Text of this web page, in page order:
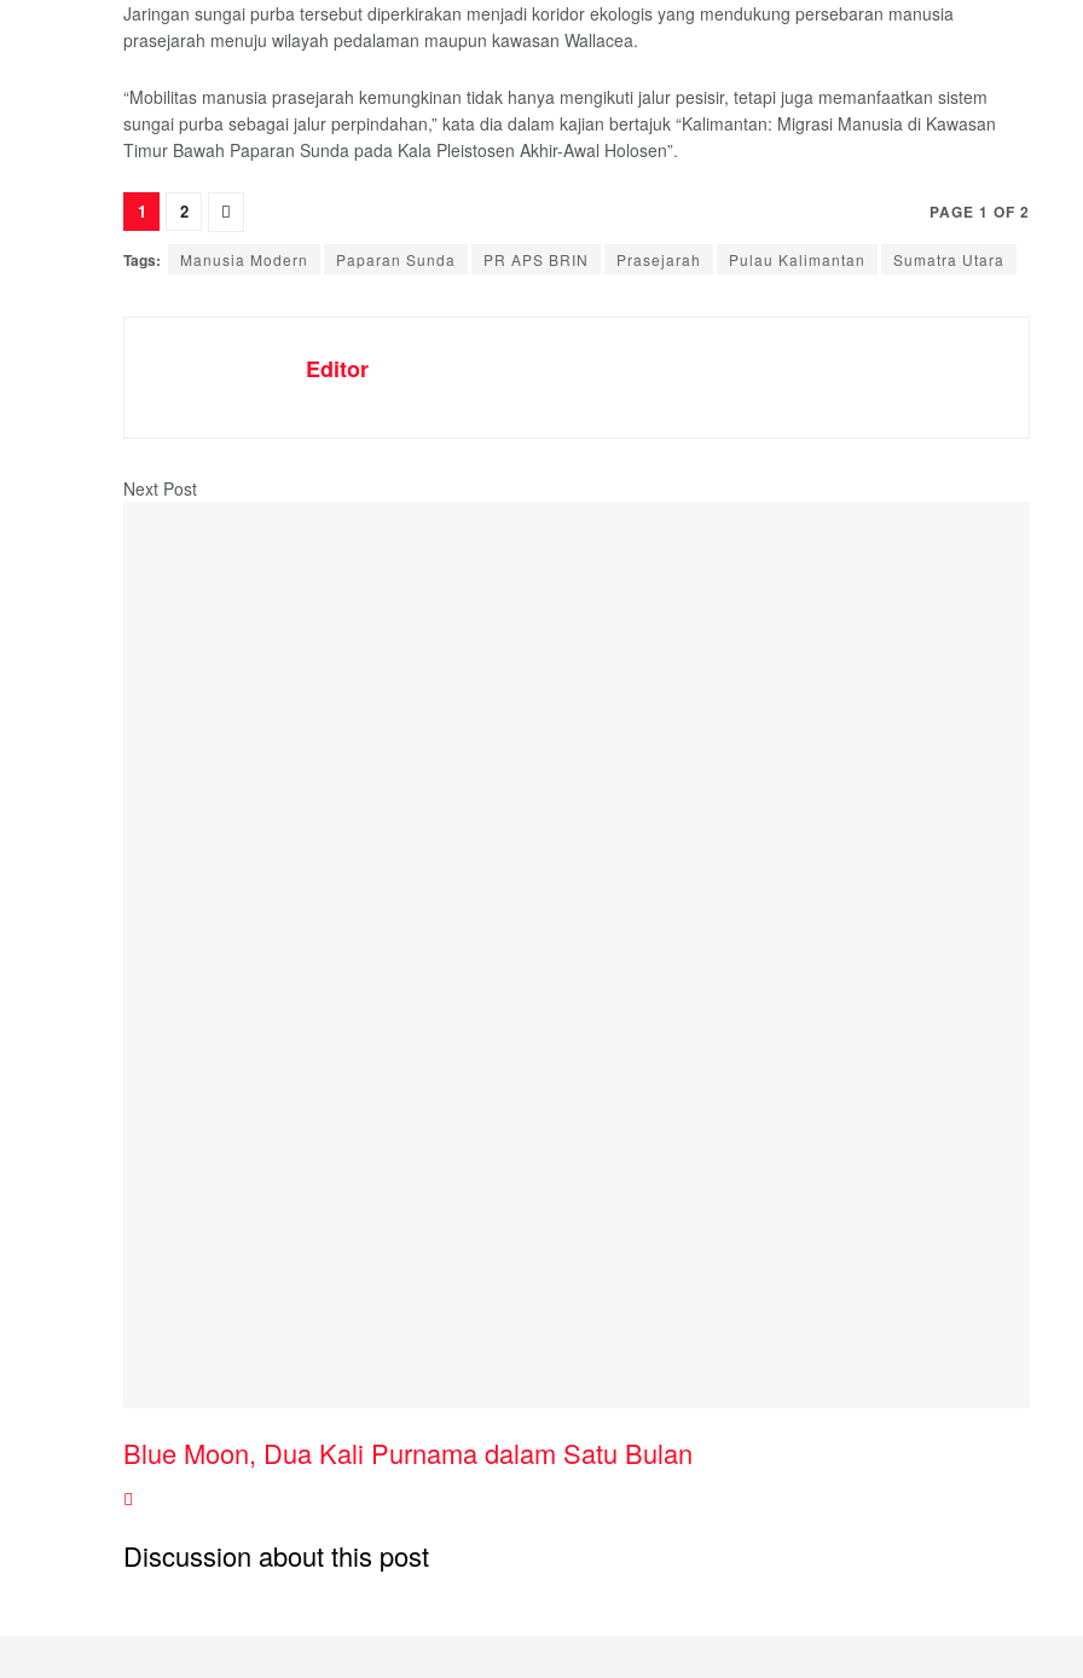
Jaringan sungai purba tersebut diperkirakan menjadi koridor ekologis yang mendukung persebaran manusia
prasejarah menuju wilayah pedalaman maupun kawasan Wallacea.
“Mobilitas manusia prasejarah kemungkinan tidak hanya mengikuti jalur pesisir, tetapi juga memanfaatkan sistem
sungai purba sebagai jalur perpindahan,” kata dia dalam kajian bertajuk “Kalimantan: Migrasi Manusia di Kawasan
Timur Bawah Paparan Sunda pada Kala Pleistosen Akhir-Awal Holosen”.
PAGE 1 OF 2
1 2
Tags: Manusia Modern Paparan Sunda PR APS BRIN Prasejarah Pulau Kalimantan Sumatra Utara
Editor
Next Post
Blue Moon, Dua Kali Purnama dalam Satu Bulan
Discussion about this post